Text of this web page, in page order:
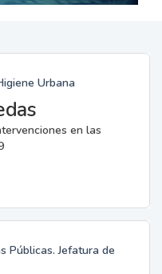
Urbana
en las
Públicas. Jefatura de